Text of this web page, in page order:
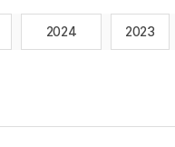
2024 2023